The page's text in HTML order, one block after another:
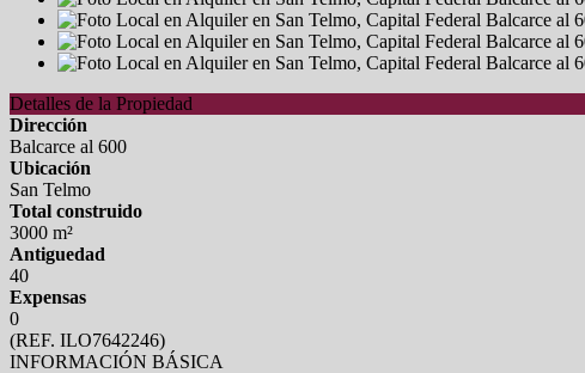
Detalles de la Propiedad
Dirección
Balcarce al 600
Ubicación
San Telmo
Total construido
3000 m²
Antiguedad
40
Expensas
0
(REF. ILO7642246)
INFORMACIÓN BÁSICA